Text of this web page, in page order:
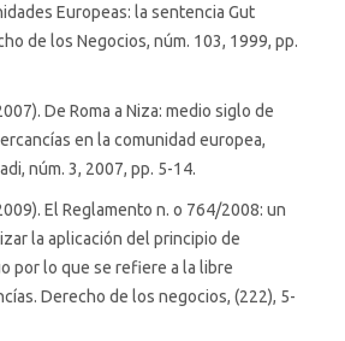
Europeas: la sentencia Gut
de los Negocios, núm. 103, 1999, pp.
De Roma a Niza: medio siglo de
en la comunidad europea,
núm. 3, 2007, pp. 5-14.
El Reglamento n. o 764/2008: un
la aplicación del principio de
por lo que se refiere a la libre
Derecho de los negocios, (222), 5-